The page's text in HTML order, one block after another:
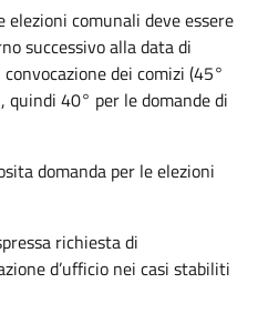
elezioni comunali deve essere
successivo alla data di
dei comizi (45°
40° per le domande di
domanda per le elezioni
richiesta di
d’ufficio nei casi stabiliti